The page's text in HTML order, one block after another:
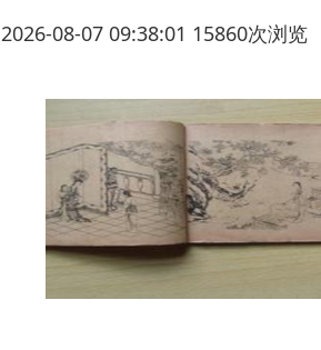
2026-08-07 09:38:01 15860次浏览